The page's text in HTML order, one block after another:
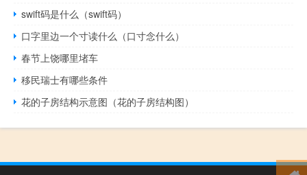
swift码是什么（swift码）
口字里边一个寸读什么（口寸念什么）
春节上饶哪里堵车
移民瑞士有哪些条件
花的子房结构示意图（花的子房结构图）